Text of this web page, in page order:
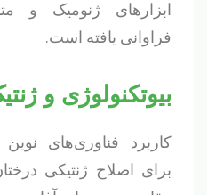
ابزارهای ژنومیک و
فراوانی یافته است.
بیوتکنولوژی و
برای اصلاح ژنتیکی